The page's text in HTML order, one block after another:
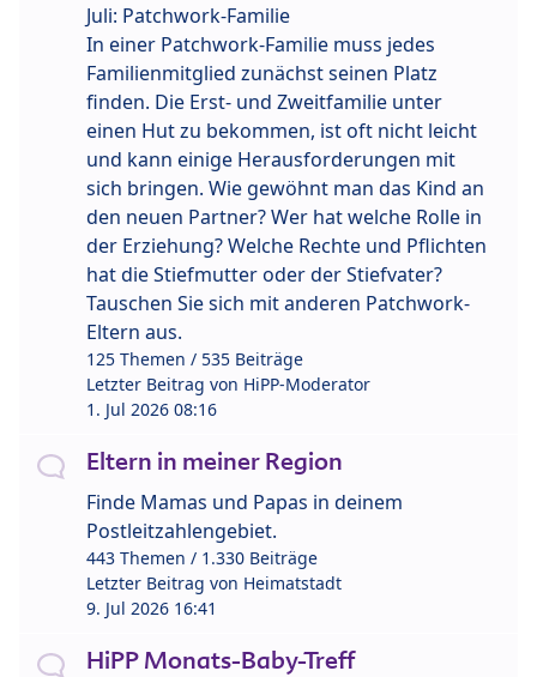
Juli: Patchwork-Familie
In einer Patchwork-Familie muss jedes
Familienmitglied zunächst seinen Platz
finden. Die Erst- und Zweitfamilie unter
einen Hut zu bekommen, ist oft nicht leicht
und kann einige Herausforderungen mit
sich bringen. Wie gewöhnt man das Kind an
den neuen Partner? Wer hat welche Rolle in
der Erziehung? Welche Rechte und Pflichten
hat die Stiefmutter oder der Stiefvater?
Tauschen Sie sich mit anderen Patchwork-
Eltern aus.
125 Themen / 535 Beiträge
Letzter Beitrag von HiPP-Moderator
1. Jul 2026 08:16
Eltern in meiner Region
Finde Mamas und Papas in deinem
Postleitzahlengebiet.
443 Themen / 1.330 Beiträge
Letzter Beitrag von Heimatstadt
9. Jul 2026 16:41
HiPP Monats-Baby-Treff